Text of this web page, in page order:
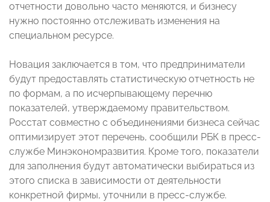
отчетности довольно часто меняются, и бизнесу
нужно постоянно отслеживать изменения на
специальном ресурсе.
Новация заключается в том, что предприниматели
будут предоставлять статистическую отчетность не
по формам, а по исчерпывающему перечню
показателей, утверждаемому правительством.
Росстат совместно с объединениями бизнеса сейчас
оптимизирует этот перечень, сообщили РБК в пресс-
службе Минэкономразвития. Кроме того, показатели
для заполнения будут автоматически выбираться из
этого списка в зависимости от деятельности
конкретной фирмы, уточнили в пресс-службе.